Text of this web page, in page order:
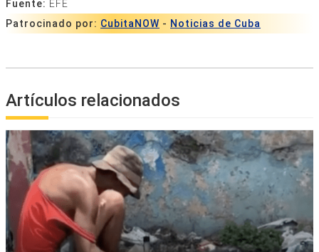
Fuente: EFE
Patrocinado por: CubitaNOW - Noticias de Cuba
Artículos relacionados